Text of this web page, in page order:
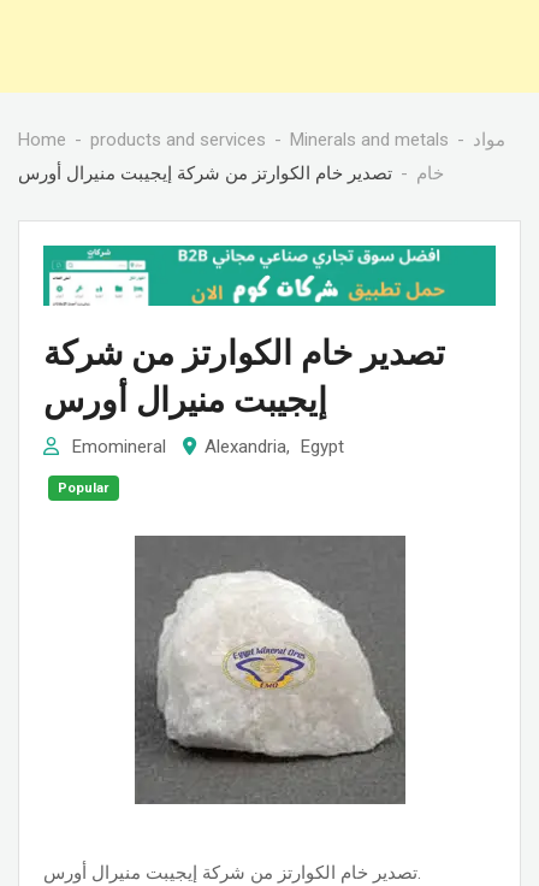
Home products and services Minerals and metals
مواد
خام
تصدير خام الكوارتز من شركة إيجيبت منيرال أورس
تصدير خام الكوارتز من شركة
إيجيبت منيرال أورس
Emomineral Alexandria, Egypt
Popular
تصدير خام الكوارتز من شركة إيجيبت منيرال أورس.